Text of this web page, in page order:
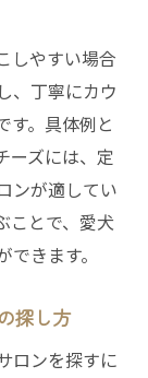
しやすい場合
、丁寧にカウ
す。具体例と
ーズには、定
ンが適してい
ことで、愛犬
きます。
探し方
ロンを探すに